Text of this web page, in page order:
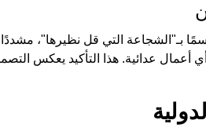
بـ"الشجاعة التي قل نظيرها"،
عدائية. هذا التأكيد يعكس